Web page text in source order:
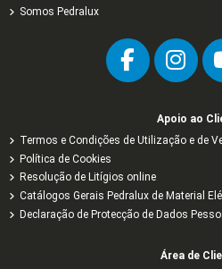
Somos Pedralux
Apoio ao
Termos e Condições de Utilização e de
Política de Cookies
Resolução de Litígios online
Catálogos Gerais Pedralux de Material
Declaração de Protecção de Dados
Área de